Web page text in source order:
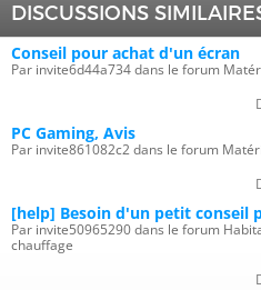
DISCUSSIONS
Conseil pour achat d'un écran
Par invite6d44a734 dans le forum
PC Gaming, Avis
Par invite861082c2 dans le forum
[help] Besoin d'un petit conseil
Par invite50965290 dans le forum
chauffage